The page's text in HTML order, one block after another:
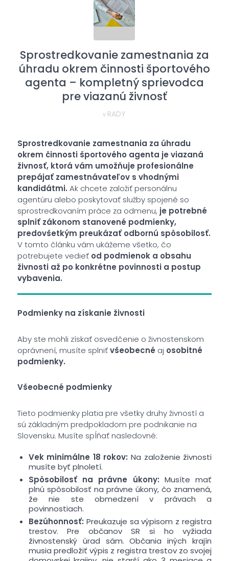
Sprostredkovanie zamestnania za
úhradu okrem činnosti športového
agenta – kompletný sprievodca
pre viazanú živnosť
v RADY
Sprostredkovanie zamestnania za úhradu
okrem činnosti športového agenta je viazaná
živnosť, ktorá vám umožňuje profesionálne
prepájať zamestnávateľov s vhodnými
kandidátmi. Ak chcete založiť personálnu
agentúru alebo poskytovať služby spojené so
sprostredkovaním práce za odmenu, je potrebné
splniť zákonom stanovené podmienky,
predovšetkým preukázať odbornú spôsobilosť.
V tomto článku vám ukážeme všetko, čo
potrebujete vedieť od podmienok a obsahu
živnosti až po konkrétne povinnosti a postup
vybavenia.
Podmienky na získanie živnosti
Aby ste mohli získať osvedčenie o živnostenskom
oprávnení, musíte splniťvšeobecné aj osobitné
podmienky.
Všeobecné podmienky
Tieto podmienky platia pre všetky druhy živností a
sú základným predpokladom pre podnikanie na
Slovensku. Musíte spĺňať nasledovné:
Vek minimálne 18 rokov: Na založenie živnosti
musíte byť plnoletí.
Spôsobilosť na právne úkony: Musíte mať
plnú spôsobilosť na právne úkony, čo znamená,
že nie ste obmedzení v právach a
povinnostiach.
Bezúhonnosť: Preukazuje sa výpisom z registra
trestov. Pre občanov SR si ho vyžiada
živnostenský úrad sám. Občania iných krajín
musia predložiť výpis z registra trestov zo svojej